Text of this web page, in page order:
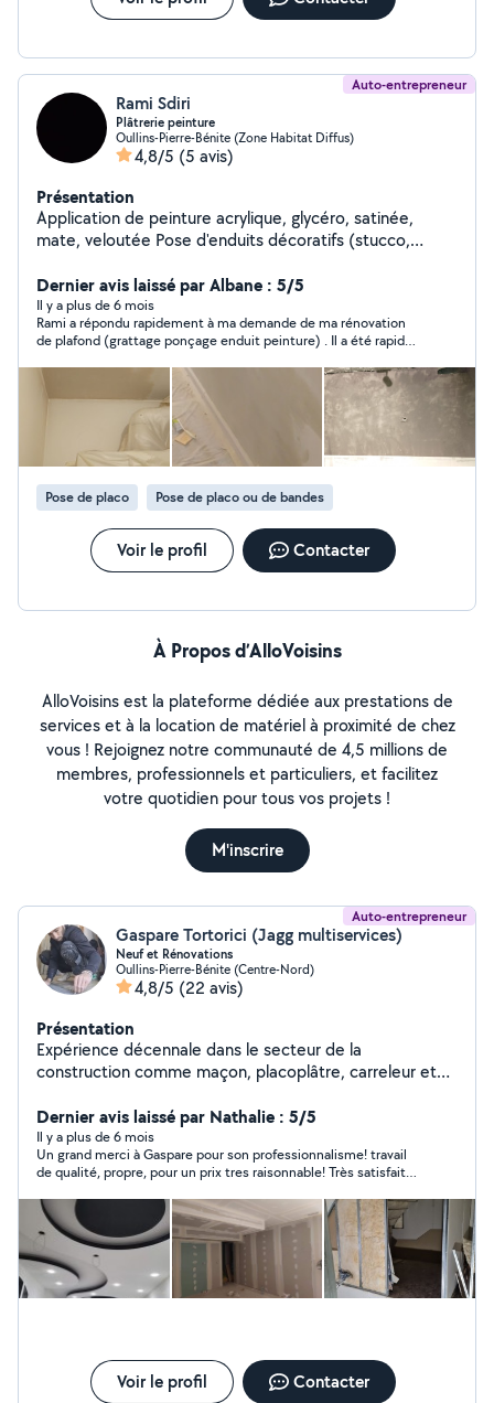
Auto-entrepreneur
Rami Sdiri
Plâtrerie peinture
Oullins-Pierre-Bénite (Zone Habitat Diffus)
4,8/5 (5 avis)
Présentation
Application de peinture acrylique, glycéro, satinée,
mate, veloutée Pose d'enduits décoratifs (stucco,
peinture Traitement des fissures et reprise des murs
avant peinture 2. Plâtrerie Pose d'enduits de lissage et
de rebouchage Application de plâtre sur murs et
plafonds Création de moulures et corniches en plâtre
Restauration de surfaces en plâtre abîmées 3. Plaquiste
(Pose de plaques de plâtre Placoplatre, BA13, etc.)
Montage de cloisons en placo (cloisons sèches,
phoniques, hydrofuges, etc.) Isolation thermique et
acoustique (laine de verre, laine de roche, polystyrène)
Faux plafonds (staff, dalles, suspendus) Création de
coffrages et habillages (pour gaines techniques, spots
encastrés)
Dernier avis laissé par Albane : 5/5
Il y a plus de 6 mois
Rami a répondu rapidement à ma demande de ma rénovation
de plafond (grattage ponçage enduit peinture) . Il a été rapide
Pose de placo Pose de placo ou de bandes
Voir le profil Contacter
À Propos d’AlloVoisins
AlloVoisins est la plateforme dédiée aux prestations de
services et à la location de matériel à proximité de chez
vous ! Rejoignez notre communauté de 4,5 millions de
membres, professionnels et particuliers, et facilitez
votre quotidien pour tous vos projets !
M'inscrire
Auto-entrepreneur
Gaspare Tortorici (Jagg multiservices)
Neuf et Rénovations
Oullins-Pierre-Bénite (Centre-Nord)
4,8/5 (22 avis)
Présentation
Expérience décennale dans le secteur de la
construction comme maçon, placoplâtre, carreleur et
certifiée, sérieux et professionnel. Totalement équipé.
N hésitez pas à me contacter pour un devis gratuit.
Travail minutieux et propre. Constatez avec vos yeux.
(pour me contacter, postuler votre annonce comme
Rénovation et Carrelage)
Dernier avis laissé par Nathalie : 5/5
Il y a plus de 6 mois
Un grand merci à Gaspare pour son professionnalisme! travail
de qualité, propre, pour un prix tres raisonnable! Très satisfait
Voir le profil Contacter